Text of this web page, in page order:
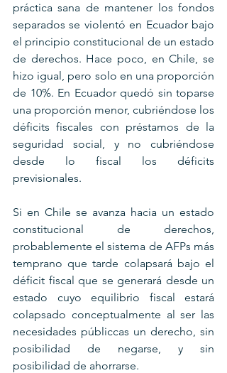
práctica sana de mantener los fondos
separados se violentó en Ecuador bajo
el principio constitucional de un estado
de derechos. Hace poco, en Chile, se
hizo igual, pero solo en una proporción
de 10%. En Ecuador quedó sin toparse
una proporción menor, cubriéndose los
déficits fiscales con préstamos de la
seguridad social, y no cubriéndose
desde lo fiscal los déficits
previsionales.
Si en Chile se avanza hacia un estado
constitucional de derechos,
probablemente el sistema de AFPs más
temprano que tarde colapsará bajo el
déficit fiscal que se generará desde un
estado cuyo equilibrio fiscal estará
colapsado conceptualmente al ser las
necesidades públiccas un derecho, sin
posibilidad de negarse, y sin
posibilidad de ahorrarse.